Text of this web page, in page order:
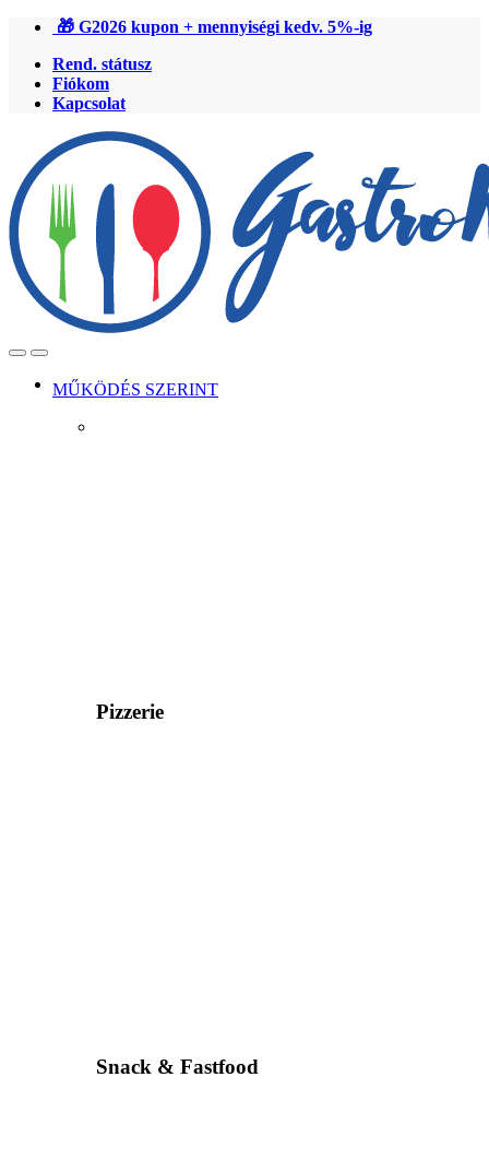
Ugrás
navigációhoz
Ugrás
tartalomra
🎁 G2026 kupon + mennyiségi kedv. 5%-ig
Rend. státusz
Fiókom
Kapcsolat
OpenClose
MŰKÖDÉS SZERINT
Pizzerie
Snack & Fastfood